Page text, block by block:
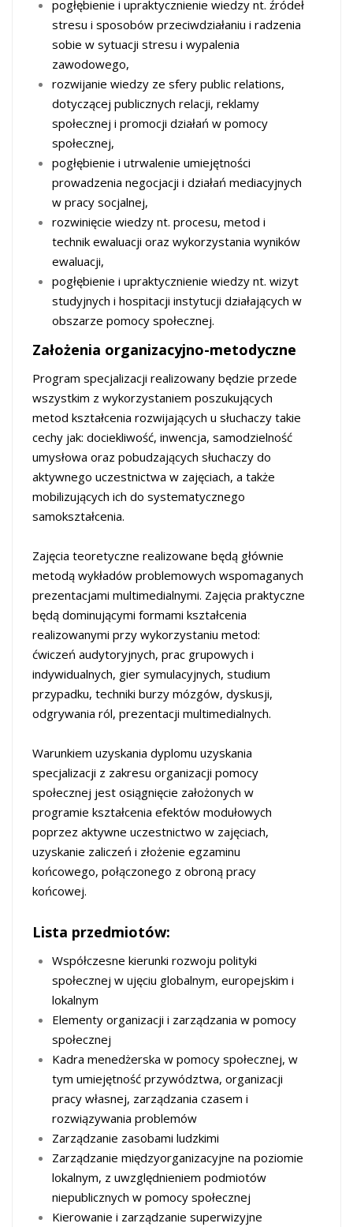
pogłębienie i upraktycznienie wiedzy nt. źródeł
stresu i sposobów przeciwdziałaniu i radzenia
sobie w sytuacji stresu i wypalenia
zawodowego,
rozwijanie wiedzy ze sfery public relations,
dotyczącej publicznych relacji, reklamy
społecznej i promocji działań w pomocy
społecznej,
pogłębienie i utrwalenie umiejętności
prowadzenia negocjacji i działań mediacyjnych
w pracy socjalnej,
rozwinięcie wiedzy nt. procesu, metod i
technik ewaluacji oraz wykorzystania wyników
ewaluacji,
pogłębienie i upraktycznienie wiedzy nt. wizyt
studyjnych i hospitacji instytucji działających w
obszarze pomocy społecznej.
Założenia organizacyjno-metodyczne
Program specjalizacji realizowany będzie przede
wszystkim z wykorzystaniem poszukujących
metod kształcenia rozwijających u słuchaczy takie
cechy jak: dociekliwość, inwencja, samodzielność
umysłowa oraz pobudzających słuchaczy do
aktywnego uczestnictwa w zajęciach, a także
mobilizujących ich do systematycznego
samokształcenia.
Zajęcia teoretyczne realizowane będą głównie
metodą wykładów problemowych wspomaganych
prezentacjami multimedialnymi. Zajęcia praktyczne
będą dominującymi formami kształcenia
realizowanymi przy wykorzystaniu metod:
ćwiczeń audytoryjnych, prac grupowych i
indywidualnych, gier symulacyjnych, studium
przypadku, techniki burzy mózgów, dyskusji,
odgrywania ról, prezentacji multimedialnych.
Warunkiem uzyskania dyplomu uzyskania
specjalizacji z zakresu organizacji pomocy
społecznej jest osiągnięcie założonych w
programie kształcenia efektów modułowych
poprzez aktywne uczestnictwo w zajęciach,
uzyskanie zaliczeń i złożenie egzaminu
końcowego, połączonego z obroną pracy
końcowej.
Lista przedmiotów:
Współczesne kierunki rozwoju polityki
społecznej w ujęciu globalnym, europejskim i
lokalnym
Elementy organizacji i zarządzania w pomocy
społecznej
Kadra menedżerska w pomocy społecznej, w
tym umiejętność przywództwa, organizacji
pracy własnej, zarządzania czasem i
rozwiązywania problemów
Zarządzanie zasobami ludzkimi
Zarządzanie międzyorganizacyjne na poziomie
lokalnym, z uwzględnieniem podmiotów
niepublicznych w pomocy społecznej
Kierowanie i zarządzanie superwizyjne